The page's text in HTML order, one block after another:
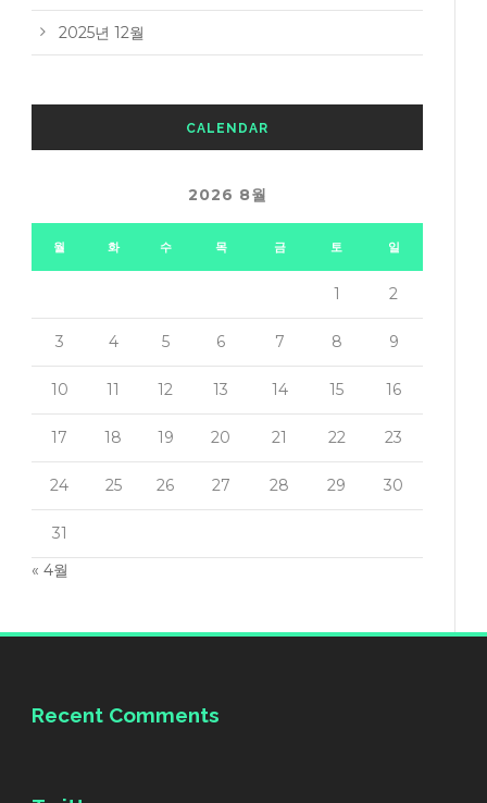
2025년 12월
CALENDAR
2026 8월
월 화 수 목 금 토 일
1 2
3 4 5 6 7 8 9
10 11 12 13 14 15 16
17 18 19 20 21 22 23
24 25 26 27 28 29 30
31
« 4월
Recent Comments